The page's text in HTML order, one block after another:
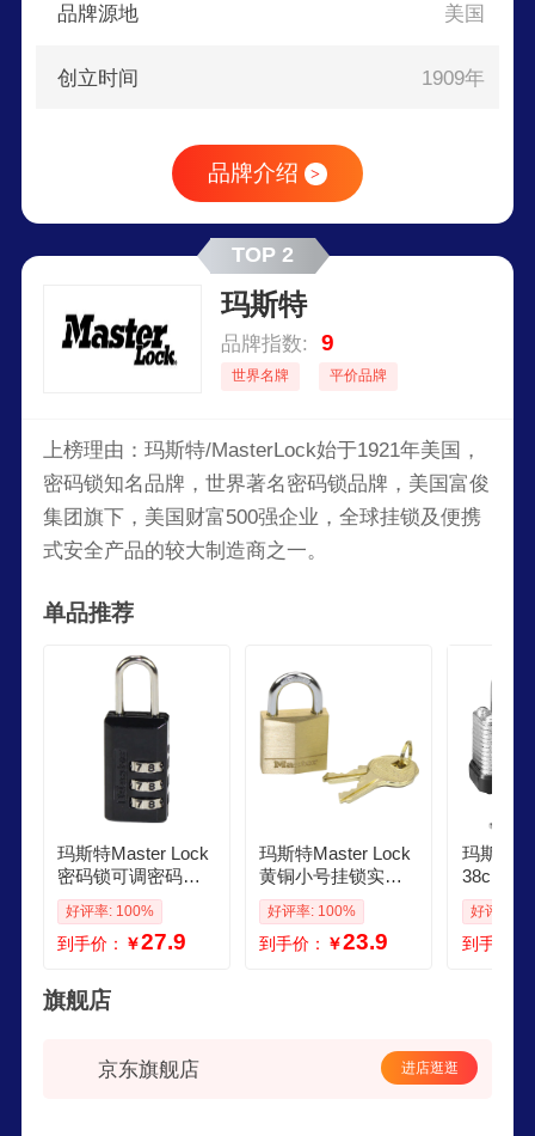
品牌源地 美国
创立时间 1909年
品牌介绍 >
TOP 2
玛斯特
品牌指数: 9
世界名牌 平价品牌
上榜理由：玛斯特/MasterLock始于1921年美国，
密码锁知名品牌，世界著名密码锁品牌，美国富俊
集团旗下，美国财富500强企业，全球挂锁及便携
式安全产品的较大制造商之一。
单品推荐
玛斯特Master Lock
密码锁可调密码箱
包挂锁646MCND黑
色 美国专业锁具品
牌
好评率: 100%
到手价： ￥27.9
玛斯特Master Lock
黄铜小号挂锁实心
宿舍柜门锁CAD30
MCN 美国专业锁具
品牌 金色
好评率: 100%
到手价： ￥23.9
玛斯特
38cm钢
门锁 防
好评率:
到手价：
旗舰店
京东旗舰店 进店逛逛